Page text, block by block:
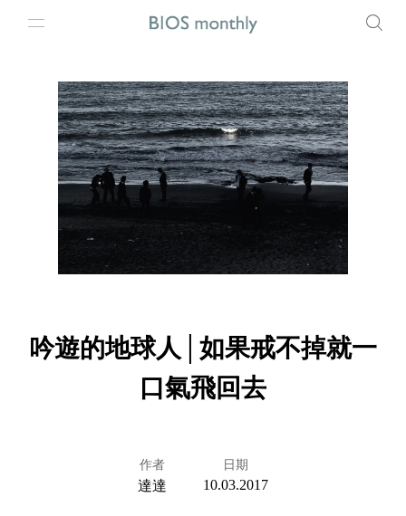
吟遊的地球人│如果戒不掉就一
口氣飛回去
作者
達達
日期
10.03.2017